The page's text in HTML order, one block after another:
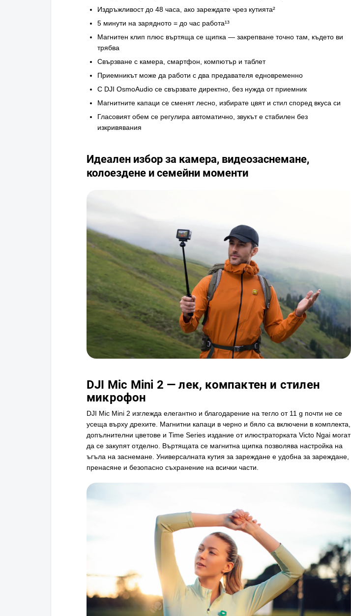
Издръжливост до 48 часа, ако зареждате чрез кутията²
5 минути на зарядното = до час работа¹³
Магнитен клип плюс въртяща се щипка — закрепване точно там, където ви
трябва
Свързване с камера, смартфон, компютър и таблет
Приемникът може да работи с два предавателя едновременно
С DJI OsmoAudio се свързвате директно, без нужда от приемник
Магнитните капаци се сменят лесно, избирате цвят и стил според вкуса си
Гласовият обем се регулира автоматично, звукът е стабилен без
изкривявания
Идеален избор за камера, видеозаснемане,
колоездене и семейни моменти
DJI Mic Mini 2 — лек, компактен и стилен
микрофон
DJI Mic Mini 2 изглежда елегантно и благодарение на тегло от 11 g почти не се
усеща върху дрехите. Магнитни капаци в черно и бяло са включени в комплекта,
допълнителни цветове и Time Series издание от илюстраторката Victo Ngai могат
да се закупят отделно. Въртящата се магнитна щипка позволява настройка на
ъгъла на заснемане. Универсалната кутия за зареждане е удобна за зареждане,
пренасяне и безопасно съхранение на всички части.